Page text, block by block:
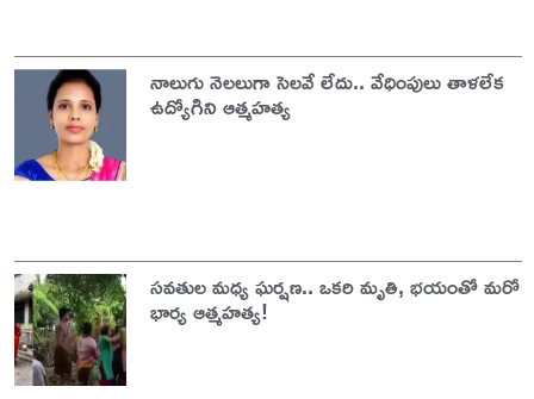
నాలుగు నెలలుగా సెలవే లేదు.. వేధింపులు తాళలేక
ఉద్యోగిని ఆత్మహత్య
సవతుల మధ్య ఘర్షణ.. ఒకరి మృతి, భయంతో మరో
భార్య ఆత్మహత్య!